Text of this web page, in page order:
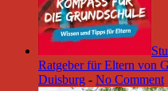
Ratgeber für Eltern von
Duisburg - No Comment